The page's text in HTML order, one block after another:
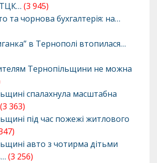
(3 945)
та чорнова бухгалтерія: на…
в Тернополі втопилася…
Тернопільщини не можна
спалахнула масштабна
(3 363)
під час пожежі житлового
авто з чотирма дітьми
(3 256)